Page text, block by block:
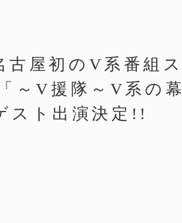
屋初のV系番組ス
～V援隊～V系の幕
スト出演決定!!